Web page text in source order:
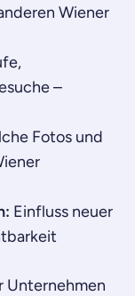
Wiener
–
Fotos und
Einfluss neuer
Unternehmen